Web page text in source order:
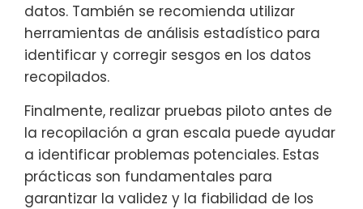
datos. También se recomienda utilizar
herramientas de análisis estadístico para
identificar y corregir sesgos en los datos
recopilados.
Finalmente, realizar pruebas piloto antes de
la recopilación a gran escala puede ayudar
a identificar problemas potenciales. Estas
prácticas son fundamentales para
garantizar la validez y la fiabilidad de los